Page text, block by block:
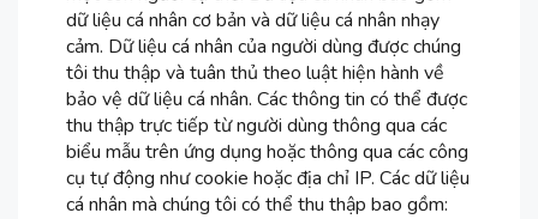
dữ liệu cá nhân cơ bản và dữ liệu cá nhân nhạy
cảm. Dữ liệu cá nhân của người dùng được chúng
tôi thu thập và tuân thủ theo luật hiện hành về
bảo vệ dữ liệu cá nhân. Các thông tin có thể được
thu thập trực tiếp từ người dùng thông qua các
biểu mẫu trên ứng dụng hoặc thông qua các công
cụ tự động như cookie hoặc địa chỉ IP. Các dữ liệu
cá nhân mà chúng tôi có thể thu thập bao gồm: